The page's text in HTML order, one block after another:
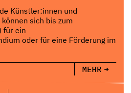
Künstler:innen und
sich bis zum
für ein
oder für eine Förderung im
MEHR